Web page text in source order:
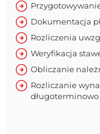
Dokumentacja
Rozliczenia
Weryfikacja
Obliczanie
Rozliczanie
długoterminowo